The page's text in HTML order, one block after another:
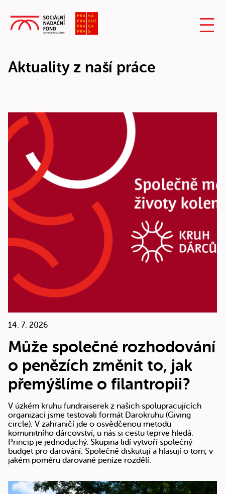
Aktuality z naší práce
14. 7. 2026
Může společné rozhodování
o penězích změnit to, jak
přemýšlíme o filantropii?
V úzkém kruhu fundraiserek z našich spolupracujících
organizací jsme testovali formát Darokruhu (Giving
circle). V zahraničí jde o osvědčenou metodu
komunitního dárcovství, u nás si cestu teprve hledá.
Princip je jednoduchý. Skupina lidí vytvoří společný
budget pro darování. Společně diskutují a hlasují o tom, v
jakém poměru darované peníze rozdělí.